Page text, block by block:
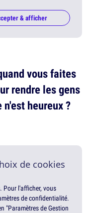
& afficher
vous faites
rendre les gens
heureux ?
de cookies
Pour l'afficher, vous
de confidentialité.
"Paramètres de Gestion